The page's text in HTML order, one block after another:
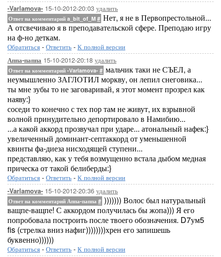
-Varlamova- 15-10-2012-20:03 удалить
Ответ на комментарий a_bit_of_M # Нет, я не в Первопрестольной...
А отсвечиваю я в преподавательской сфере. Преподаю игру
на ф-но деткам.
Обратиться - Ответить - К полной версии
Аппа-паппа 15-10-2012-20:18 удалить
Ответ на комментарий -Varlamova- # мальчик таки не СЪЕЛ, а
неумышленно ЗАГЛОТИЛ моркву, он лепил снеговика...
ты мне зубы то не заговаривай, я этот момент прозрел как
наяву:}
соседи то конечно с тех пор там не живут, их взрывной
волной принудительно депортировало в Намибию...
...а какой аккорд прозвучал при ударе... атональный нафек:}
увеличенный доминант-септаккорд от уменьшенной
квинты фа-диеза нисходящей ступени...
представляю, как у тебя возмущенно встала дыбом медная
прическа от такой белиберды:}
Обратиться - Ответить - К полной версии
-Varlamova- 15-10-2012-20:36 удалить
Ответ на комментарий Аппа-паппа # ))))))) Волос был натуральный
ващпе-ващпе! С аккордом получилась бы жопа))) Я его
попробовала построить после твоего обозначения. D7ум5
fis (стрелка вниз нафиг))))))))хрен его запишешь
буквенно))))))
Обратиться - Ответить - К полной версии